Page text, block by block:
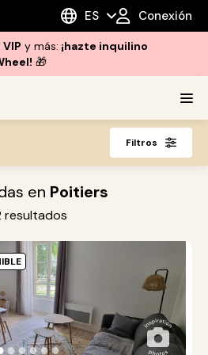
ES Conexión
y más: ¡hazte inquilino
🎁
Filtros
en Poitiers
resultados
●●●●●